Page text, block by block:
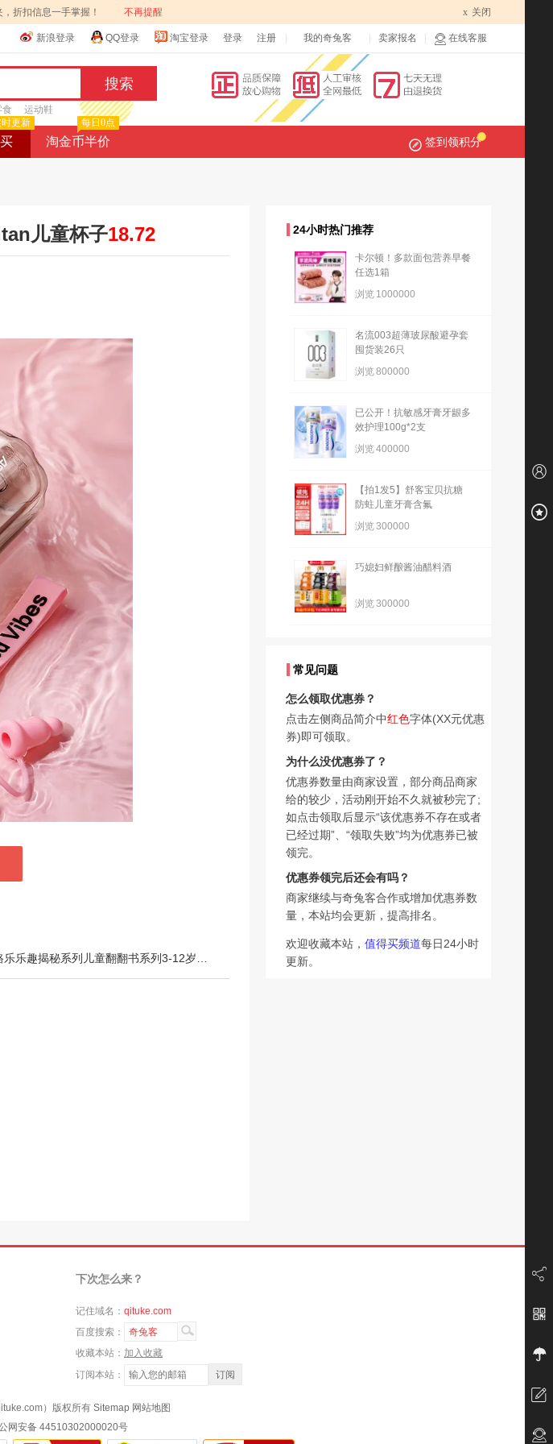
折扣信息一手掌握！ 不再提醒 x 关闭
新浪登录 QQ登录 淘宝登录 登录 注册 我的奇兔客 卖家报名 在线客服
食 运动鞋
更新
淘金币半价
每日0点
签到领积分
儿童杯子18.72 24小时热门推荐
卡尔顿！多款面包营养早餐
任选1箱
浏览 1000000
名流003超薄玻尿酸避孕套
囤货装26只
浏览800000
已公开！抗敏感牙膏牙龈多
效护理100g*2支
浏览400000
【拍1发5】舒客宝贝抗糖
防蛀儿童牙膏含氟
浏览300000
巧媳妇鲜酿酱油醋料酒
浏览300000
常见问题
怎么领取优惠券？
点击左侧商品简介中红色字体(XX元优惠
券)即可领取。
为什么没优惠券了？
优惠券数量由商家设置，部分商品商家
给的较少，活动刚开始不久就被秒完了;
如点击领取后显示“该优惠券不存在或者
已经过期”、“领取失败”均为优惠券已被
领完。
优惠券领完后还会有吗？
商家继续与奇兔客合作或增加优惠券数
量，本站均会更新，提高排名。
欢迎收藏本站， 值得买频道每日24小时
更新。
下次怎么来？
记住域名： qituke.com
百度搜索：
奇兔客
收藏本站： 加入收藏
订阅本站：
）版权所有 Sitemap 网站地图
网安备 44510302000020号